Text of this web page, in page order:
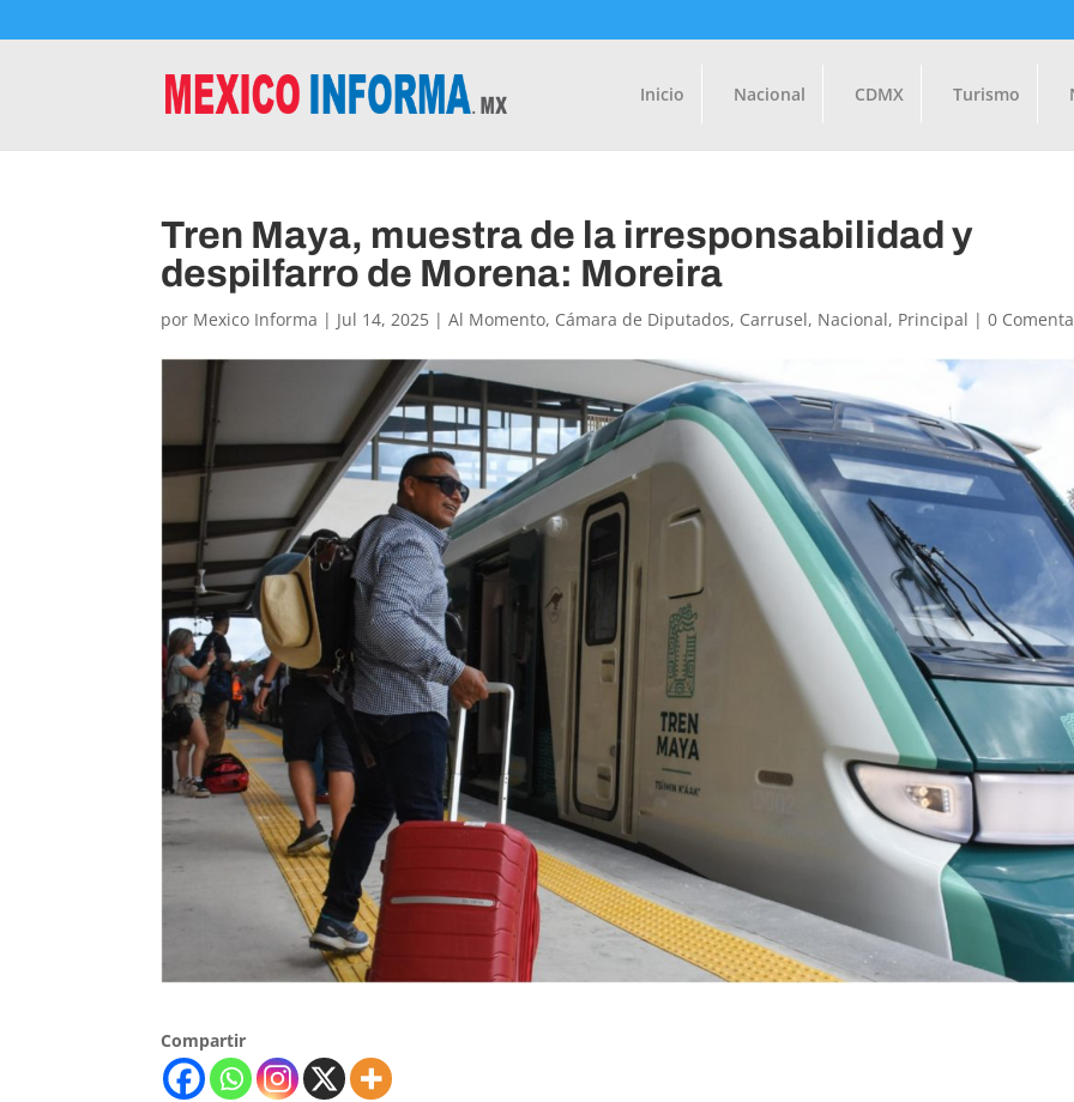
Inicio Nacional CDMX Turismo
Tren Maya, muestra de la irresponsabilidad y
despilfarro de Morena: Moreira
por Mexico Informa | Jul 14, 2025 |Al Momento, Cámara de Diputados, Carrusel, Nacional, Principal |0
Compartir